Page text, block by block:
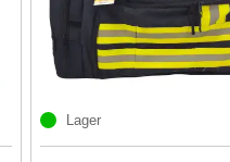
Lager